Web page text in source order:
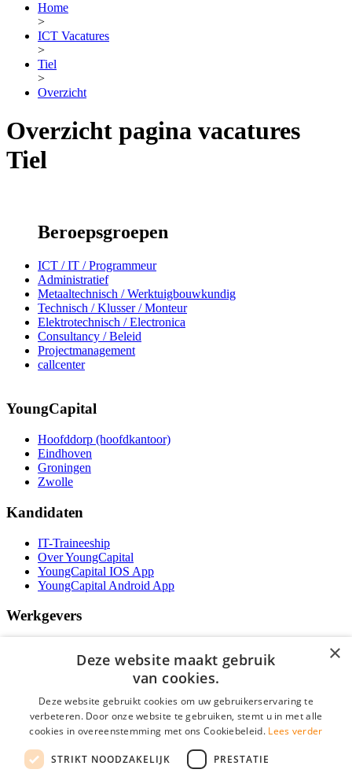
Home
>
ICT Vacatures
>
Tiel
>
Overzicht
Overzicht pagina vacatures
Tiel
Beroepsgroepen
ICT / IT / Programmeur
Administratief
Metaaltechnisch / Werktuigbouwkundig
Technisch / Klusser / Monteur
Elektrotechnisch / Electronica
Consultancy / Beleid
Projectmanagement
callcenter
YoungCapital
Hoofddorp (hoofdkantoor)
Eindhoven
Groningen
Zwolle
Kandidaten
IT-Traineeship
Over YoungCapital
YoungCapital IOS App
YoungCapital Android App
Werkgevers
Kantoren
Brochure aanvragen
Vacature aanmelden
Bereken uw tarief
Partners
×
Deze website maakt gebruik
van cookies.
Deze website gebruikt cookies om uw gebruikerservaring te
verbeteren. Door onze website te gebruiken, stemt u in met alle
cookies in overeenstemming met ons Cookiebeleid. Lees verder
STRIKT NOODZAKELIJK PRESTATIE